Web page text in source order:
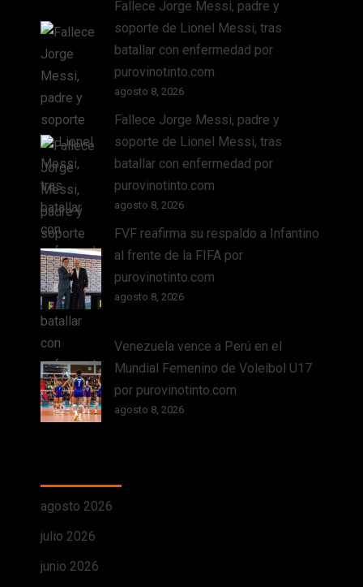
Fallece Jorge Messi, padre y
soporte de Lionel Messi, tras
batallar con enfermedad por
purovinotinto.com
agosto 8, 2026
Fallece Jorge Messi, padre y
soporte de Lionel Messi, tras
batallar con enfermedad por
purovinotinto.com
agosto 8, 2026
FVF reafirma su respaldo a Infantino
al frente de la FIFA por
purovinotinto.com
agosto 8, 2026
Venezuela vence a Perú en el
Mundial Femenino de Voleibol U17
por purovinotinto.com
agosto 8, 2026
agosto 2026
julio 2026
junio 2026